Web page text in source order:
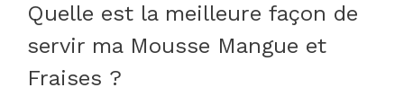
Quelle est la meilleure façon de
servir ma Mousse Mangue et
Fraises ?